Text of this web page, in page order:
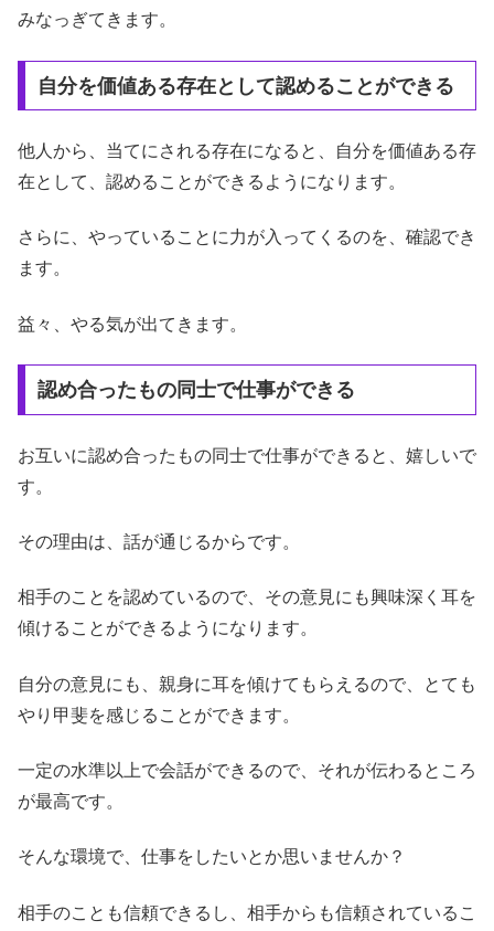
みなっぎてきます。
自分を価値ある存在として認めることができる
他人から、当てにされる存在になると、自分を価値ある存
在として、認めることができるようになります。
さらに、やっていることに力が入ってくるのを、確認でき
ます。
益々、やる気が出てきます。
認め合ったもの同士で仕事ができる
お互いに認め合ったもの同士で仕事ができると、嬉しいで
す。
その理由は、話が通じるからです。
相手のことを認めているので、その意見にも興味深く耳を
傾けることができるようになります。
自分の意見にも、親身に耳を傾けてもらえるので、とても
やり甲斐を感じることができます。
一定の水準以上で会話ができるので、それが伝わるところ
が最高です。
そんな環境で、仕事をしたいとか思いませんか？
相手のことも信頼できるし、相手からも信頼されているこ